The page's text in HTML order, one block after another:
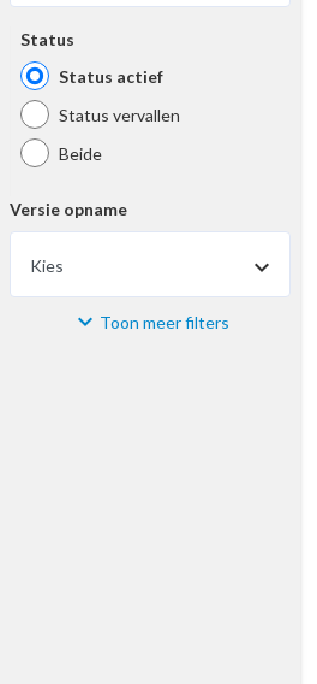
Status
Status actief
Status vervallen
Beide
Versie opname
Kies
Materiaal Toon meer filters